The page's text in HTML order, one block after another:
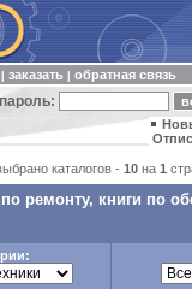
заказать обратная связь
пароль:
каталогов - 10 на 1
ремонту, книги по